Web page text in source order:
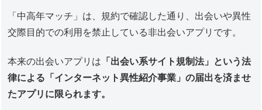
「中高年マッチ」は、規約で確認した通り、出会いや異性
交際目的での利用を禁止している非出会いアプリです。
本来の出会いアプリは 「出会い系サイト規制法」という法
律による「インターネット異性紹介事業」の届出を済ませ
たアプリに限られます。